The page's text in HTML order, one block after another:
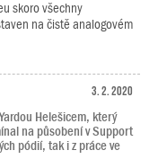
skoro všechny
na čistě analogovém
3. 2. 2020
Helešicem, který
na působení v Support
pódií, tak i z práce ve